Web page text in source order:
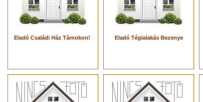
Eladó Családi Ház Tárnokon! Eladó Téglalakás Bezenye